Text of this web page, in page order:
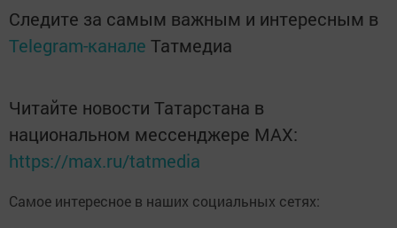
Следите за самым важным и интересным в
Telegram-канале Татмедиа
Читайте новости Татарстана в
национальном мессенджере MАХ:
https://max.ru/tatmedia
Самое интересное в наших социальных сетях: